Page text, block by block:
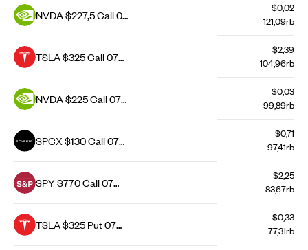
NVDA $227,5 Call 07
$0,02
121,09rb
TSLA $325 Call 07
$2,39
104,96rb
NVDA $225 Call 07
$0,03
99,89rb
SPCX $130 Call 07
$0,71
97,41rb
SPY $770 Call 07
$2,25
83,67rb
TSLA $325 Put 07
$0,33
77,31rb